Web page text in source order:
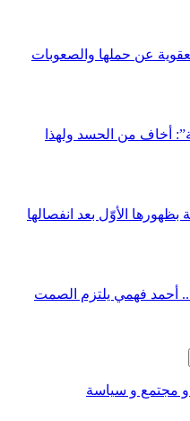
عن حملها والصعوبات
أخاف من الحسد ولهذا
الأوّل بعد انفصالها
أحمد فهمي يلتزم الصمت